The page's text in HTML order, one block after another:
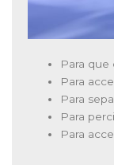
Para que
Para
Para
Para
Para